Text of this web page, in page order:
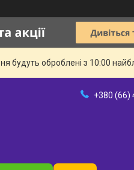
будуть оброблені з 10:00
+380 (66)